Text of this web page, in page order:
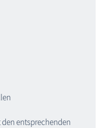
entsprechenden